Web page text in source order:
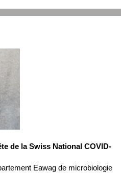
de la Swiss National COVID-
Eawag de microbiologie